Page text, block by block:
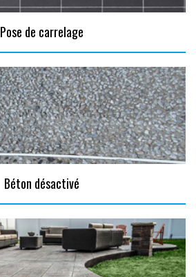
Pose de carrelage
Béton désactivé